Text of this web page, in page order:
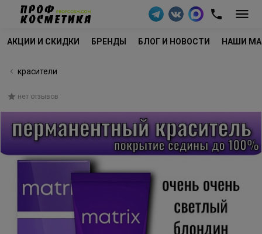
АКЦИИ И СКИДКИ БРЕНДЫ БЛОГ И НОВОСТИ НАШИ
красители
нет отзывов